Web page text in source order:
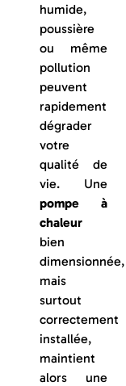
humide,
poussière
ou même
pollution
peuvent
rapidement
dégrader
votre
qualité de
vie. Une
pompe à
chaleur
bien
dimensionnée,
mais
surtout
correctement
installée,
maintient
alors une